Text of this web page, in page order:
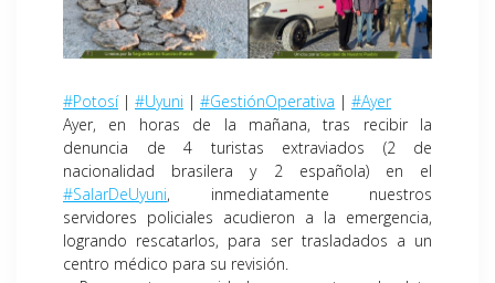
#Potosí| #Uyuni | #GestiónOperativa | #Ayer
Ayer, en horas de la mañana, tras recibir la
denuncia de 4 turistas extraviados (2 de
nacionalidad brasilera y 2 española) en el
#SalarDeUyuni, inmediatamente nuestros
servidores policiales acudieron a la emergencia,
logrando rescatarlos, para ser trasladados a un
centro médico para su revisión.